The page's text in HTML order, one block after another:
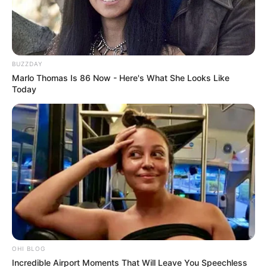
Séries 83
72436 – TV sobre culinária e viagem
52780 – Programas sobre ciência e natureza
52117 – Séries britânicas
46553 – Séries clássicas
26146 – Séries criminais
74652 – Séries cult
BUZZDAY
Marlo Thomas Is 86 Now - Here's What She Looks Like
Today
OHI BLOG
Incredible Airport Moments That Will Leave You Speechless